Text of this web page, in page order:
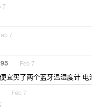
7
7
Feb 7
宜买了两个蓝牙温湿度计 电
Feb 7